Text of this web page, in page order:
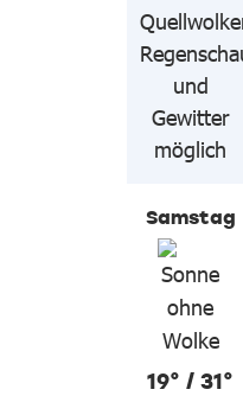
Samstag
19° / 31°